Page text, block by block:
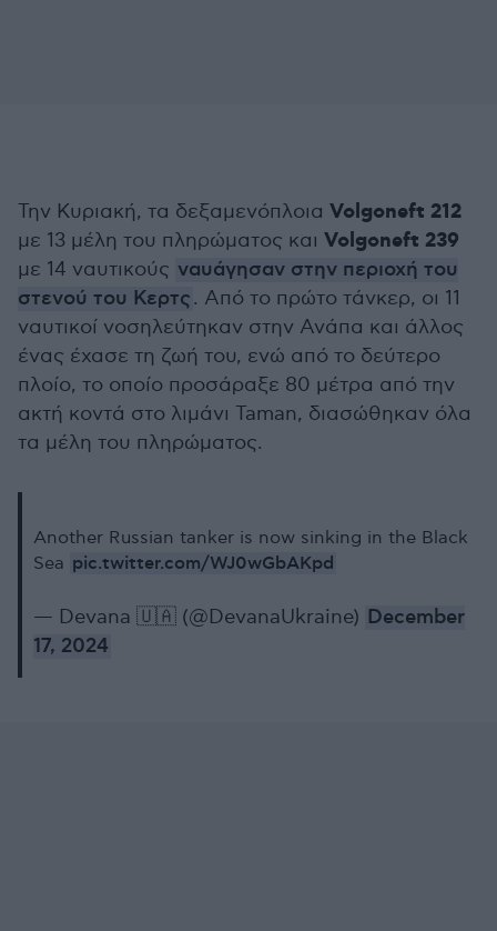
Την Κυριακή, τα δεξαμενόπλοια Volgoneft 212
με 13 μέλη του πληρώματος και Volgoneft 239
με 14 ναυτικούς ναυάγησαν στην περιοχή του
στενού του Κερτς. Από το πρώτο τάνκερ, οι 11
ναυτικοί νοσηλεύτηκαν στην Ανάπα και άλλος
ένας έχασε τη ζωή του, ενώ από το δεύτερο
πλοίο, το οποίο προσάραξε 80 μέτρα από την
ακτή κοντά στο λιμάνι Taman, διασώθηκαν όλα
τα μέλη του πληρώματος.
Another Russian tanker is now sinking in the Black
Sea pic.twitter.com/WJ0wGbAKpd
— Devana 🇺🇦 (@DevanaUkraine) December
17, 2024